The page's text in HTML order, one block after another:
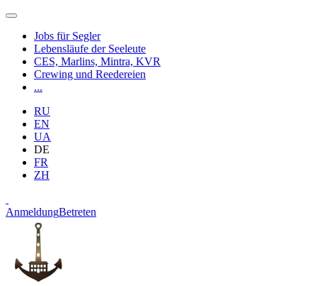
Jobs für Segler
Lebensläufe der Seeleute
CES, Marlins, Mintra, KVR
Crewing und Reedereien
...
RU
EN
UA
DE
FR
ZH
AnmeldungBetreten